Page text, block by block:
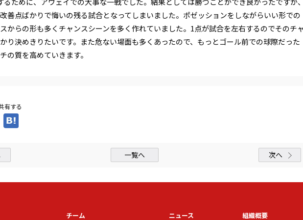
善点ばかりで悔いの残る試合となってしまいました。ポゼッションをしながらいい形での
からの形も多くチャンスシーンを多く作れていました。1点が試合を左右するのでそのチ
り決めき りたいです。また危ない場面も多くあったので、もっとゴール前での球際だった
の質を高めていきます。
有する
一覧へ 次へ
チーム ニュース 組織概要